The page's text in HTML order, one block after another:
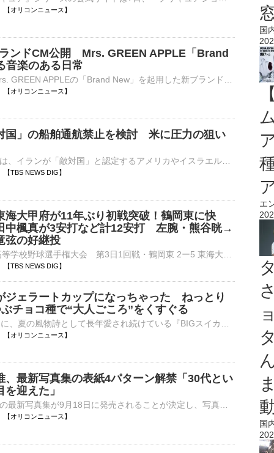
オリコンニュース】
ンドCM公開 Mrs. GREEN APPLE「Brand
音楽のある日常
オリコンニュース】
国」の船舶通航禁止を検討 米に圧力の狙い
TBS NEWS DIG】
海大甲府が11年ぶり初戦突破！鶴岡東に快
楓真が3安打など計12安打 左腕・熊谷晄→
弦の好継投
TBS NEWS DIG】
ジェラートカップになっちゃった ねっとり
チョコ種で“大人ごころ”をくすぐる
オリコンニュース】
、最新写真集の表紙4パターン解禁「30代とい
迎えた」
オリコンニュース】
国
エ
国